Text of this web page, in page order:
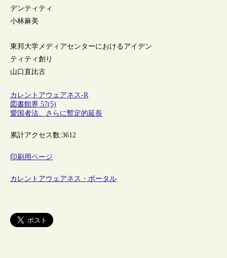
デンティティ
小林麻美
東邦大学メディアセンターにおけるアイデン
ティティ創り
山口直比古
カレントアウェアネス-R
図書館界 57(5)
愛国者法、さらに暫定的延長
累計アクセス数:3612
印刷用ページ
カレントアウェアネス・ポータル